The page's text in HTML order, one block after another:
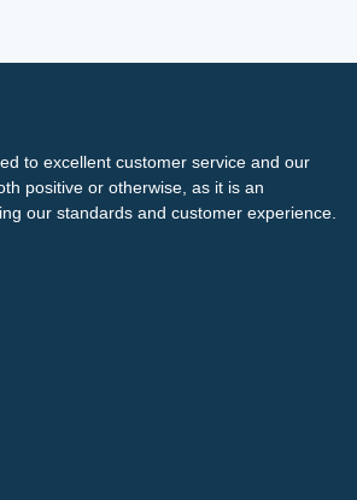
to excellent customer service and our
positive or otherwise, as it is an
our standards and customer experience.